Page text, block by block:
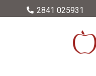
2841 025931